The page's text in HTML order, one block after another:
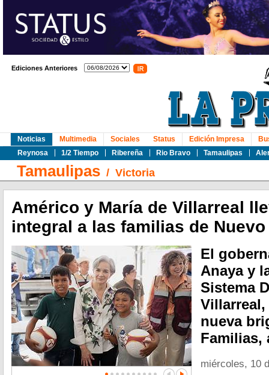
Ediciones Anteriores
Noticias
Reynosa
1/2 Tiempo Ribereña Rio Bravo Tamaulipas
Multimedia Sociales Status Edición Impresa
Tamaulipas / Victoria
Américo y María de Villarreal
integral a las familias de
El
Anaya y
Sistema
Villarreal,
nueva
Familias,
miércoles, 10